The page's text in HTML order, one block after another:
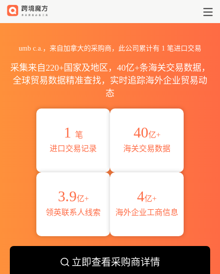
umb c.a.，来自加拿大的采购商，此公司累计有 1 笔进口交易
采集来自220+国家及地区，40亿+条海关交易数据，
全球贸易数据精准查找，实时追踪海外企业贸易动
态
1
笔
进口交易记录
40亿+
海关交易数据
3.9亿+
领英联系人线索
4亿+
海外企业工商信息
立即查看采购商详情